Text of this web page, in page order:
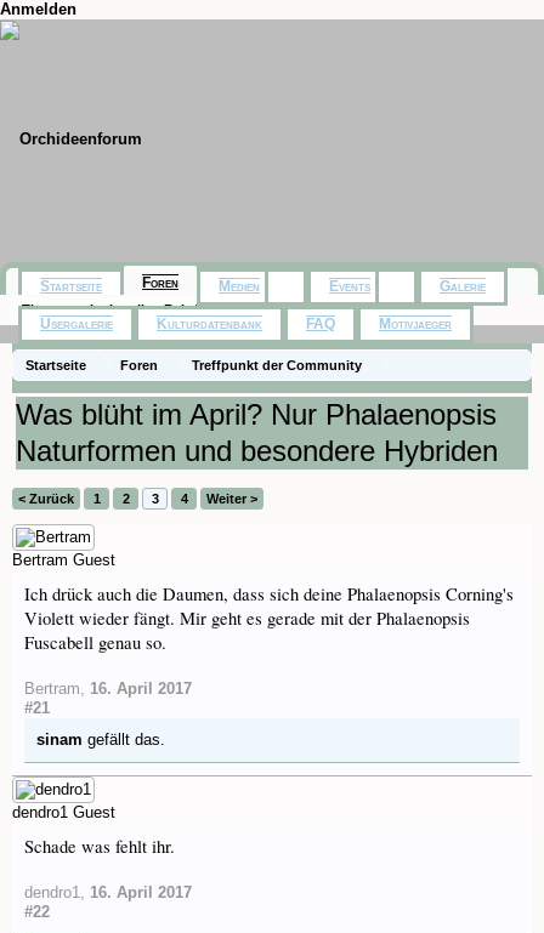
Anmelden
Startseite Foren
Treffpunkt der Community
Orchideenfotos (Phalaenopsis)
Was blüht im April? Nur Phalaenopsis
Naturformen und besondere Hybriden
< Zurück 1 2 3 4 Weiter >
Bertram Guest
Ich drück auch die Daumen, dass sich deine Phalaenopsis Corning's
Violett wieder fängt. Mir geht es gerade mit der Phalaenopsis
Fuscabell genau so.
Bertram, 16. April 2017
#21
sinam gefällt das.
dendro1 Guest
Schade was fehlt ihr.
dendro1, 16. April 2017
#22
Startseite Foren
Themen mit aktuellen Beiträgen
Medien Events Galerie
Usergalerie Kulturdatenbank FAQ Motivjaeger